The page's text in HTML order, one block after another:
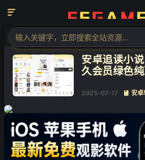

标签：追读小说
安卓追读小
久会员绿色
2025-07-17  安卓